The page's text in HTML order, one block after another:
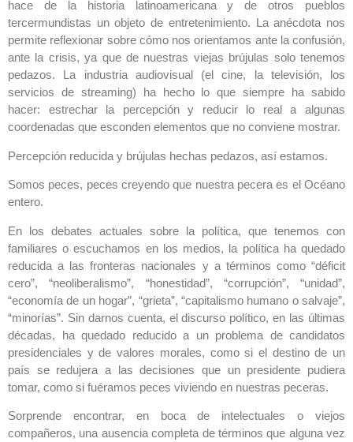
hace de la historia latinoamericana y de otros pueblos
tercermundistas un objeto de entretenimiento. La anécdota nos
permite reflexionar sobre cómo nos orientamos ante la confusión,
ante la crisis, ya que de nuestras viejas brújulas solo tenemos
pedazos. La industria audiovisual (el cine, la televisión, los
servicios de streaming) ha hecho lo que siempre ha sabido
hacer: estrechar la percepción y reducir lo real a algunas
coordenadas que esconden elementos que no conviene mostrar.
Percepción reducida y brújulas hechas pedazos, así estamos.
Somos peces, peces creyendo que nuestra pecera es el Océano
entero.
En los debates actuales sobre la política, que tenemos con
familiares o escuchamos en los medios, la política ha quedado
reducida a las fronteras nacionales y a términos como “déficit
cero”, “neoliberalismo”, “honestidad”, “corrupción”, “unidad”,
“economía de un hogar”, “grieta”, “capitalismo humano o salvaje”,
“minorías”. Sin darnos cuenta, el discurso político, en las últimas
décadas, ha quedado reducido a un problema de candidatos
presidenciales y de valores morales, como si el destino de un
país se redujera a las decisiones que un presidente pudiera
tomar, como si fuéramos peces viviendo en nuestras peceras.
Sorprende encontrar, en boca de intelectuales o viejos
compañeros, una ausencia completa de términos que alguna vez